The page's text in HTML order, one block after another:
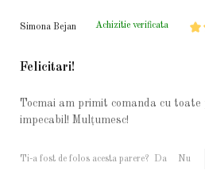
Simona Bejan Achizitie verificata
Felicitari!
Tocmai am primit comanda cu
impecabil! Mulțumesc!
Ti-a fost de folos acesta parere? Da Nu